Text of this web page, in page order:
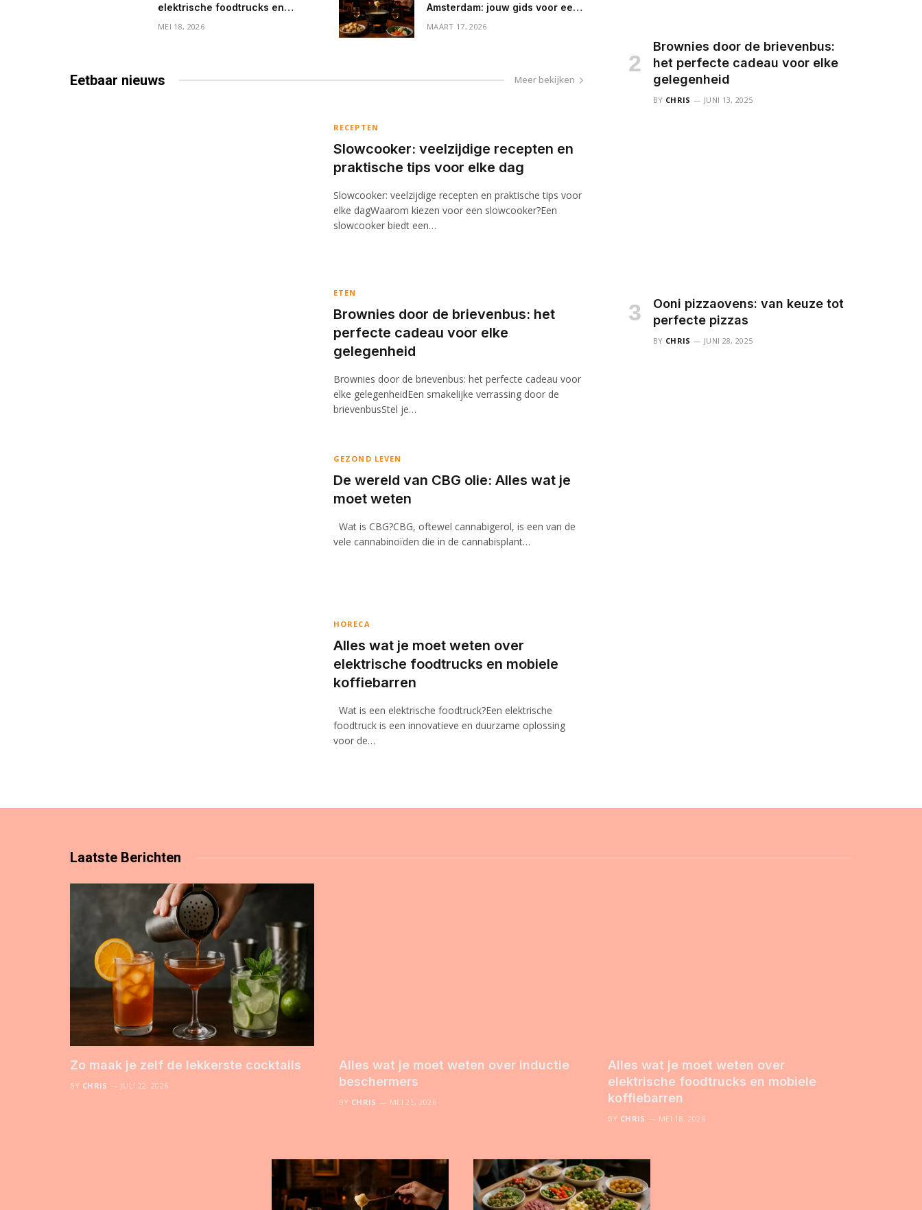
elektrische foodtrucks en
MEI 18, 2026
Amsterdam: jouw gids voor een
MAART 17, 2026
Eetbaar nieuws Meer bekijken
RECEPTEN
Slowcooker: veelzijdige recepten en
praktische tips voor elke dag
Slowcooker: veelzijdige recepten en praktische tips voor
elke dagWaarom kiezen voor een slowcooker?Een
slowcooker biedt een…
ETEN
Brownies door de brievenbus: het
perfecte cadeau voor elke
gelegenheid
Brownies door de brievenbus: het perfecte cadeau voor
elke gelegenheidEen smakelijke verrassing door de
brievenbusStel je…
GEZOND LEVEN
De wereld van CBG olie: Alles wat je
moet weten
Wat is CBG?CBG, oftewel cannabigerol, is een van de
vele cannabinoïden die in de cannabisplant…
HORECA
Alles wat je moet weten over
elektrische foodtrucks en mobiele
koffiebarren
Wat is een elektrische foodtruck?Een elektrische
foodtruck is een innovatieve en duurzame oplossing
voor de…
Brownies door de brievenbus:
het perfecte cadeau voor elke
gelegenheid
BY CHRIS JUNI 13, 2025
Ooni pizzaovens: van keuze tot
perfecte pizzas
BY CHRIS JUNI 28, 2025
Laatste Berichten
Zo maak je zelf de lekkerste cocktails
BY CHRIS JULI 22, 2026
Alles wat je moet weten over inductie
beschermers
BY CHRIS MEI 25, 2026
Alles wat je moet weten over
elektrische foodtrucks en mobiele
koffiebarren
BY CHRIS MEI 18, 2026